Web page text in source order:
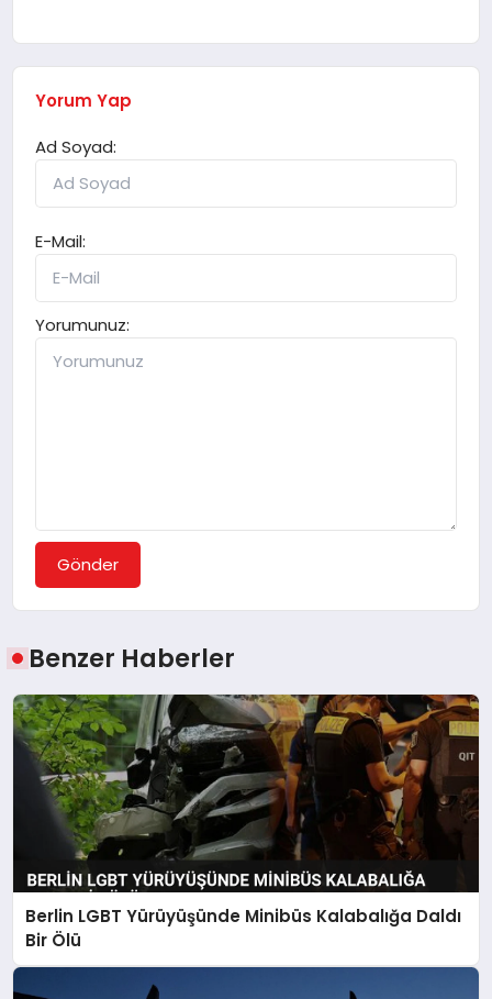
Yorum Yap
Ad Soyad:
E-Mail:
Yorumunuz:
Gönder
Benzer Haberler
Berlin LGBT Yürüyüşünde Minibüs Kalabalığa Daldı
Bir Ölü